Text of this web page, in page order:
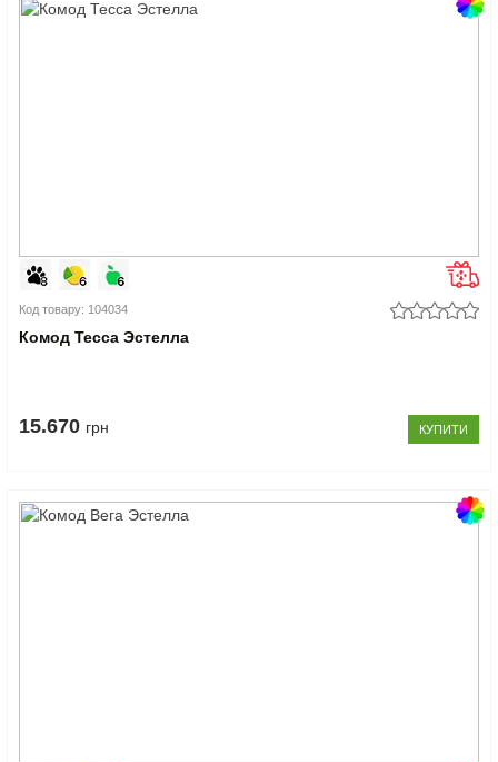
Код товару: 104034
Комод Тесса Эстелла
15.670 грн КУПИТИ